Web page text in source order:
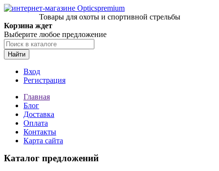
Товары для охоты и спортивной стрельбы
Корзина ждет
Выберите любое предложение
Найти
Вход
Регистрация
Главная
Блог
Доставка
Оплата
Контакты
Карта сайта
Каталог предложений